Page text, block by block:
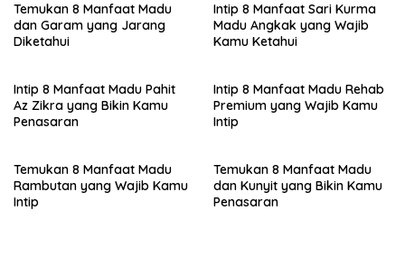
Temukan 8 Manfaat Madu
dan Garam yang Jarang
Diketahui
Intip 8 Manfaat Sari Kurma
Madu Angkak yang Wajib
Kamu Ketahui
Intip 8 Manfaat Madu Pahit
Az Zikra yang Bikin Kamu
Penasaran
Intip 8 Manfaat Madu Rehab
Premium yang Wajib Kamu
Intip
Temukan 8 Manfaat Madu
Rambutan yang Wajib Kamu
Intip
Temukan 8 Manfaat Madu
dan Kunyit yang Bikin Kamu
Penasaran